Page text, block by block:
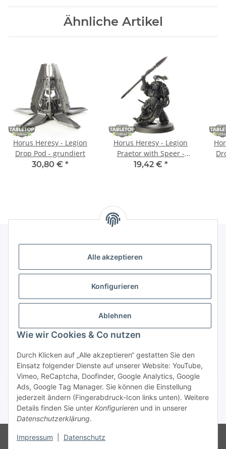
Alle akzeptieren
Konfigurieren
Ablehnen
Wie wir Cookies & Co nutzen
Durch Klicken auf „Alle akzeptieren“ gestatten Sie den
Einsatz folgender Dienste auf unserer Website: YouTube,
Vimeo, ReCaptcha, Doofinder, Google Analytics, Google
Ads, Google Tag Manager. Sie können die Einstellung
jederzeit ändern (Fingerabdruck-Icon links unten). Weitere
Details finden Sie unter Konfigurieren und in unserer
Datenschutzerklärung.
Impressum Datenschutz
Ähnliche Artikel
Horus Heresy - Legion
Drop Pod - grundiert
30,80 € *
Horus Heresy - Legion
Praetor with Speer -
grundiert
19,42 € *
Gesetzliche Informationen
Bestellung wiederrufen
* Alle Preise inkl. gesetzlicher USt., zzgl.Versand
Besucherzähler: 75933473